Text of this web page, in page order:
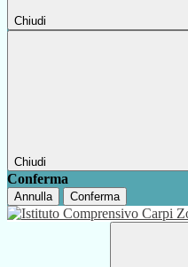
Chiudi
Chiudi
Conferma
Annulla Conferma